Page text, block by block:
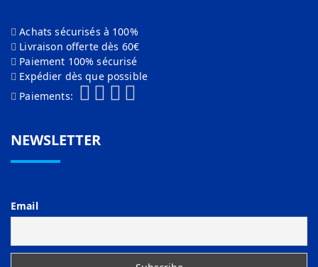
Achats sécurisés à 100%
Livraison offerte dès 60€
Paiement 100% sécurisé
Expédier dès que possible
Paiements:
NEWSLETTER
Email